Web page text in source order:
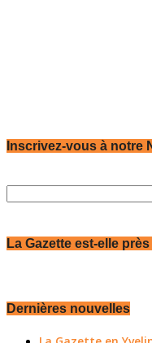
Inscrivez-vous à notre
La Gazette est-elle
Dernières nouvelles